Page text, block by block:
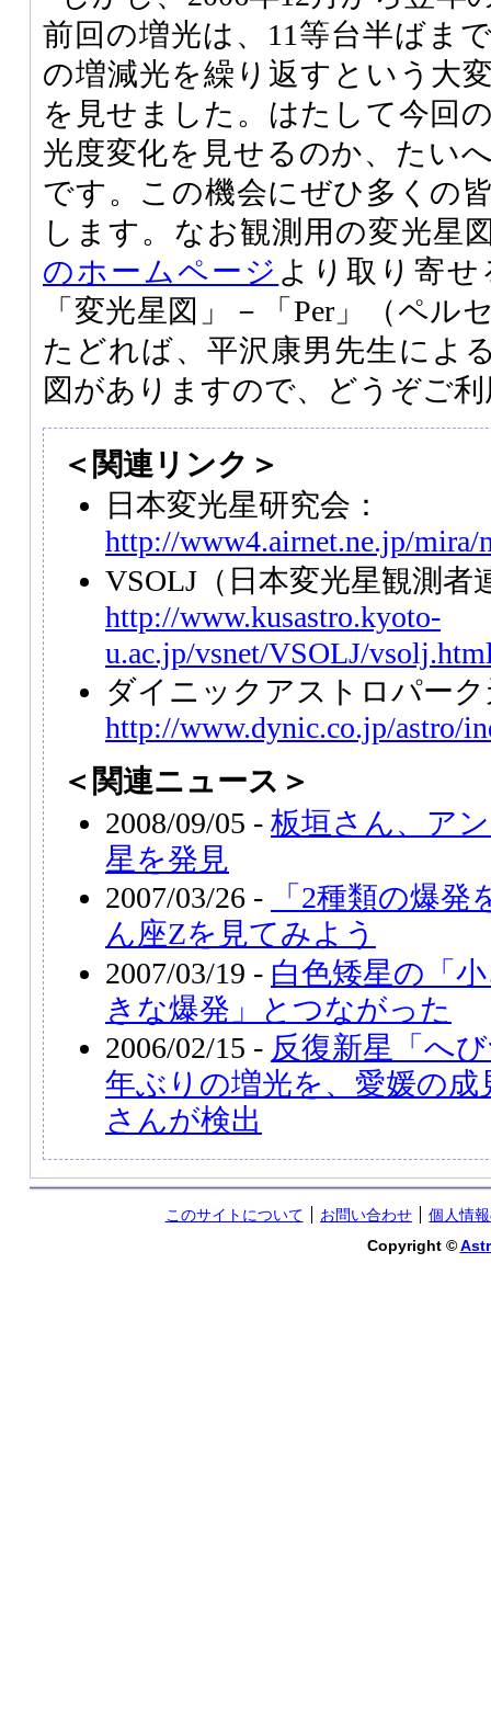
前回の増光は、11等台半ばま
の増減光を繰り返すという大
を見せました。はたして今回
光度変化を見せるのか、たい
です。この機会にぜひ多くの
します。なお観測用の変光星
のホームページ より取り寄
「変光星図」－「Per」（ペル
たどれば、平沢康男先生によ
図がありますので、どうぞご
＜関連リンク＞
日本変光星研究会：
http://www4.airnet.ne.jp/mira/
VSOLJ（日本変光星観測者
http://www.kusastro.kyoto-
u.ac.jp/vsnet/VSOLJ/
ダイニックアストロパー
http://www.dynic.co.jp/astro/
＜関連ニュース＞
2008/09/05 - 板垣さん、ア
星を発見
2007/03/26 -
「2種類の爆
ん座Zを見てみよう
2007/03/19 - 白色矮星の「
きな爆発」とつながった
2006/02/15 - 反復新星「へ
年ぶりの増光を、愛媛の
さんが検出
このサイトについて お問い合わせ
個人情
Copyright ©